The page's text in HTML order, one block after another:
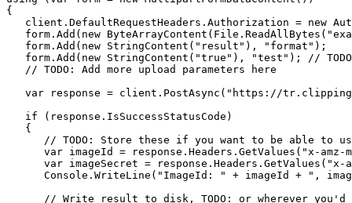
{
client.DefaultRequestHeaders.Authorization = new
form.Add(new
   form.Add(new StringContent("result"), "format");
form.Add(new StringContent("true"), "test"); //
   // TODO: Add more upload parameters here
var response = client.PostAsync("https://
   if (response.IsSuccessStatusCode)
   {
// TODO: Store these if you want to be able to
var imageId = response.Headers.GetValues("x-amz-
var imageSecret =
Console.WriteLine("ImageId: " + imageId + ",
// Write result to disk, TODO: or wherever you'd